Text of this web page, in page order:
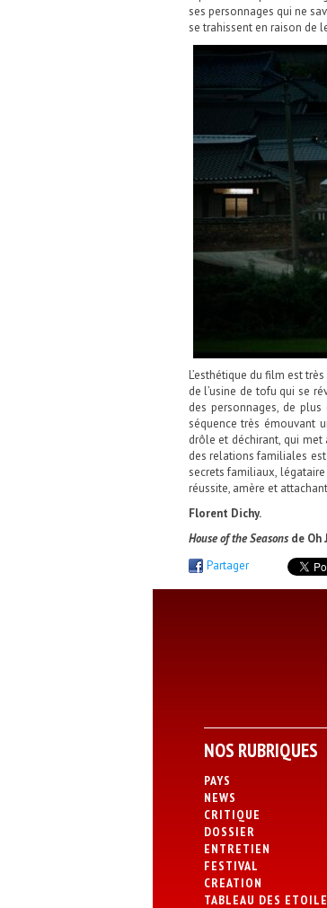
ses personnages qui ne
se trahissent en raison de
L’esthétique du film est
de l’usine de tofu qui se
des personnages, de
séquence très émouvant
drôle et déchirant, qui
des relations familiales
secrets familiaux,
réussite, amère et
Florent Dichy.
House of the Seasonsde Oh
Partager
NOS RUBRIQUES
PAYS
NEWS
CRITIQUE
DOSSIER
ENTRETIEN
FESTIVAL
CREATION
TABLEAU DES